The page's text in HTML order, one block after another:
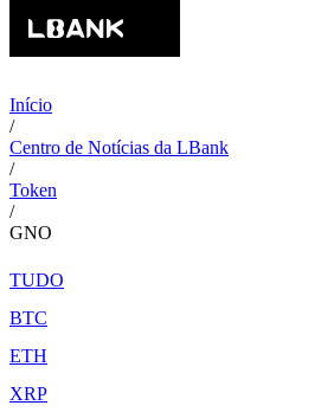
Início
/
Centro de Notícias da LBank
/
Token
/
GNO
TUDO
BTC
ETH
XRP